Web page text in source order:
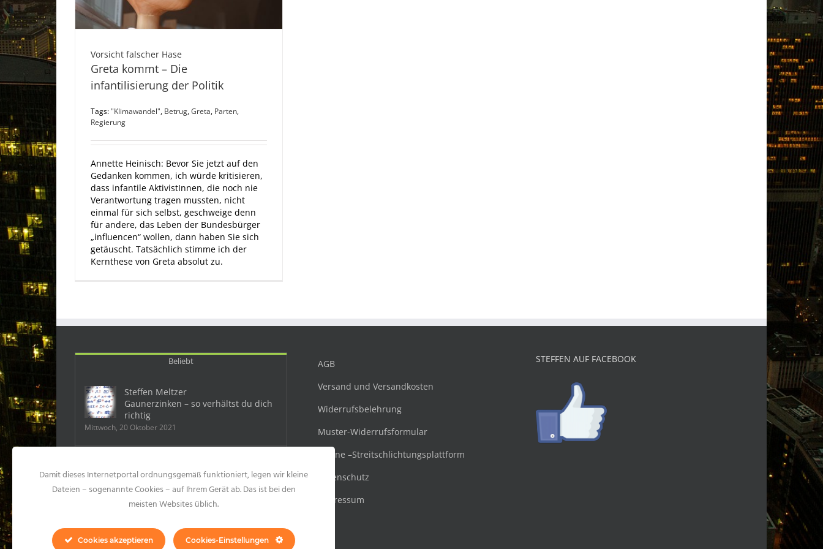
Vorsicht falscher Hase
Greta kommt – Die
infantilisierung der Politik
Tags:"Klimawandel", Betrug,Greta, Parten,
Regierung
Annette Heinisch: Bevor Sie jetzt auf den
Gedanken kommen, ich würde kritisieren,
dass infantile AktivistInnen, die noch nie
Verantwortung tragen mussten, nicht
einmal für sich selbst, geschweige denn
für andere, das Leben der Bundesbürger
„influencen“ wollen, dann haben Sie sich
getäuscht. Tatsächlich stimme ich der
Kernthese von Greta absolut zu.
Beliebt
Steffen Meltzer
Gaunerzinken – so verhältst du dich
richtig
Mittwoch, 20 Oktober 2021
dem Chef 500 000 Euro
Samstag, 23 Mai 2015
konkrete Mobbinghandlungen
AGB
Versand und Versandkosten
Widerrufsbelehrung
Muster-Widerrufsformular
Online –Streitschlichtungsplattform
Datenschutz
Impressum
STEFFEN AUF FACEBOOK
Damit dieses Internetportal ordnungsgemäß funktioniert, legen wir kleine
Dateien – sogenannte Cookies – auf Ihrem Gerät ab. Das ist bei den
meisten Websites üblich.
Cookies akzeptieren Cookies-Einstellungen